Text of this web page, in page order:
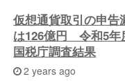
仮想通貨取引の申告
は126億円 令和5年
国税庁調査結果
2 years ago